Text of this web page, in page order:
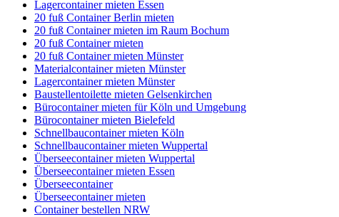
Lagercontainer mieten Essen
20 fuß Container Berlin mieten
20 fuß Container mieten im Raum Bochum
20 fuß Container mieten
20 fuß Container mieten Münster
Materialcontainer mieten Münster
Lagercontainer mieten Münster
Baustellentoilette mieten Gelsenkirchen
Bürocontainer mieten für Köln und Umgebung
Bürocontainer mieten Bielefeld
Schnellbaucontainer mieten Köln
Schnellbaucontainer mieten Wuppertal
Überseecontainer mieten Wuppertal
Überseecontainer mieten Essen
Überseecontainer
Überseecontainer mieten
Container bestellen NRW